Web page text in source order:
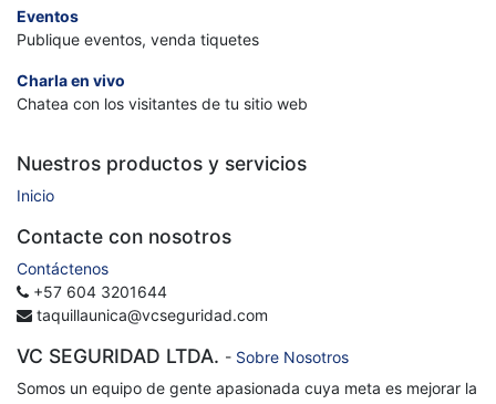
Eventos
Publique eventos, venda tiquetes
Charla en vivo
Chatea con los visitantes de tu sitio web
Nuestros productos y servicios
Inicio
Contacte con nosotros
Contáctenos
+57 604 3201644
taquillaunica@vcseguridad.com
VC SEGURIDAD LTDA. - Sobre Nosotros
Somos un equipo de gente apasionada cuya meta es mejorar la